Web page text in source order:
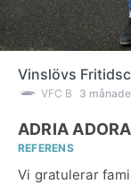
Vinslövs
VFC B 3
ADRIA
REFERENS
Vi gratulerar